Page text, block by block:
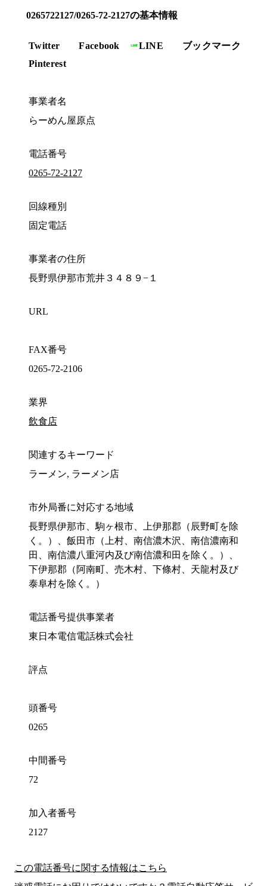
0265722127/0265-72-2127の基本情報
Twitter Facebook LINE
ブックマーク
Pinterest
事業者名
らーめん屋原点
電話番号
0265-72-2127
回線種別
固定電話
事業者の住所
長野県伊那市荒井３４８９−１
URL
FAX番号
0265-72-2106
業界
飲食店
関連するキーワード
ラーメン, ラーメン店
市外局番に対応する地域
長野県伊那市、駒ヶ根市、上伊那郡（辰野町を除
く。）、飯田市（上村、南信濃木沢、南信濃南和
田、南信濃八重河内及び南信濃和田を除く。）、
下伊那郡（阿南町、売木村、下條村、天龍村及び
泰阜村を除く。）
電話番号提供事業者
東日本電信電話株式会社
評点
頭番号
0265
中間番号
72
加入者番号
2127
この電話番号に関する情報はこちら